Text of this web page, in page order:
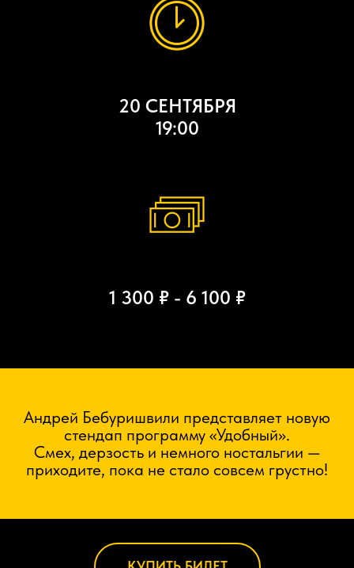
20 СЕНТЯБРЯ
19:00
1 300 ₽ - 6 100 ₽
Андрей Бебуришвили представляет новую
стендап программу «Удобный».
Смех, дерзость и немного ностальгии —
приходите, пока не стало совсем грустно!